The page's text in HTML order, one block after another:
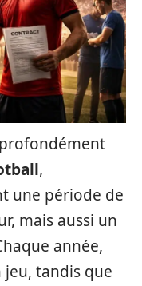
,
une période de
mais aussi un
année,
jeu, tandis que